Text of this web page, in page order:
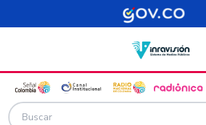
Pasar al contenido principal